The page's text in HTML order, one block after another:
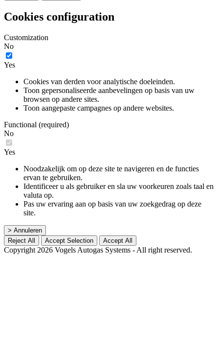
Cookies configuration
Customization
No
Yes
Cookies van derden voor analytische doeleinden.
Toon gepersonaliseerde aanbevelingen op basis van uw
browsen op andere sites.
Toon aangepaste campagnes op andere websites.
Functional (required)
No
Yes
Noodzakelijk om op deze site te navigeren en de functies
ervan te gebruiken.
Identificeer u als gebruiker en sla uw voorkeuren zoals taal en
valuta op.
Pas uw ervaring aan op basis van uw zoekgedrag op deze
site.
> Annuleren
Reject All
Accept Selection Accept All
Copyright 2026 Vogels Autogas Systems - All right reserved.